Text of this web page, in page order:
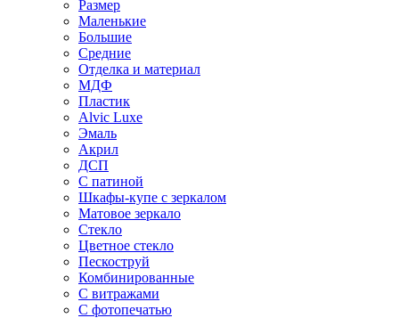
Размер
Маленькие
Большие
Средние
Отделка и материал
МДФ
Пластик
Alvic Luxe
Эмаль
Акрил
ДСП
С патиной
Шкафы-купе с зеркалом
Матовое зеркало
Стекло
Цветное стекло
Пескоструй
Комбинированные
С витражами
С фотопечатью